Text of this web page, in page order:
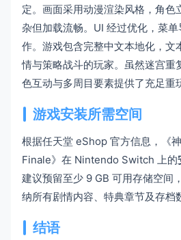
定。画面采用动漫渲染风格，角色
杂但加载流畅。UI 经过优化，菜
作。游戏包含完整中文本地化，文
情与策略战斗的玩家。虽然迷宫重
色互动与多周目要素提供了充足重
游戏安装所需空间
根据任天堂 eShop 官方信息，《
Finale》在 Nintendo Switch 上的
建议预留至少 9 GB 可用存储空间
纳所有剧情内容、特典章节及存档
结语